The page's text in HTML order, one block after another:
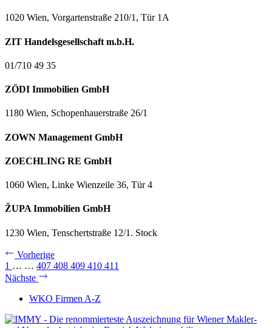
1020 Wien, Vorgartenstraße 210/1, Tür 1A
ZIT Handelsgesellschaft m.b.H.
01/710 49 35
ZÖDI Immobilien GmbH
1180 Wien, Schopenhauerstraße 26/1
ZOWN Management GmbH
ZOECHLING RE GmbH
1060 Wien, Linke Wienzeile 36, Tür 4
ŽUPA Immobilien GmbH
1230 Wien, Tenschertstraße 12/1. Stock
Vorherige
1 … … 407 408 409 410 411
Nächste
WKO Firmen A-Z